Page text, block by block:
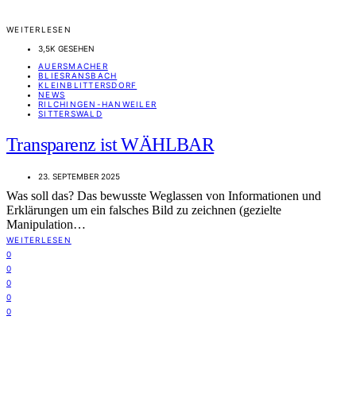
WEITERLESEN
3,5K GESEHEN
AUERSMACHER
BLIESRANSBACH
KLEINBLITTERSDORF
NEWS
RILCHINGEN-HANWEILER
SITTERSWALD
Transparenz ist WÄHLBAR
23. SEPTEMBER 2025
Was soll das? Das bewusste Weglassen von Informationen und
Erklärungen um ein falsches Bild zu zeichnen (gezielte
Manipulation…
WEITERLESEN
0
0
0
0
0